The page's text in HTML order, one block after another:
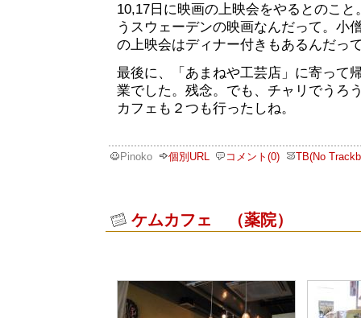
10,17日に映画の上映会をやるとのこと
うスウェーデンの映画なんだって。小
の上映会はディナー付きもあるんだっ
最後に、「あまねや工芸店」に寄って
業でした。残念。でも、チャリでうろ
カフェも２つも行ったしね。
Pinoko 個別URL コメント(0) TB(No
ケムカフェ （薬院）